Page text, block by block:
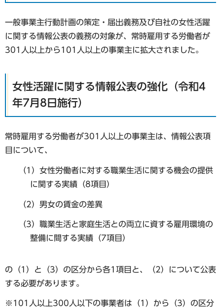
一般事業主行動計画の策定・届出義務及び自社の女性活躍
に関する情報公表の義務の対象が、常時雇用する労働者が
301人以上から101人以上の事業主に拡大されました。
女性活躍に関する情報公表の強化（令和4
年7月8日施行）
常時雇用する労働者が301人以上の事業主は、情報公表項
目について、
（1）女性労働者に対する職業生活に関する機会の提供
に関する実績（8項目）
（2）男女の賃金の差異
（3）職業生活と家庭生活との両立に資する雇用環境の
整備に間する実績（7項目）
の（1）と（3）の区分から各1項目と、（2）について公表
する必要があります。
※101人以上300人以下の事業者は（1）から（3）の区分